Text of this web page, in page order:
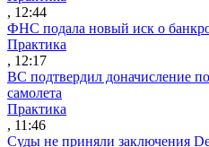
, 12:44
ФНС подала новый иск о
Практика
, 12:17
ВС подтвердил доначисление
самолета
Практика
, 11:46
Суды не приняли заключения